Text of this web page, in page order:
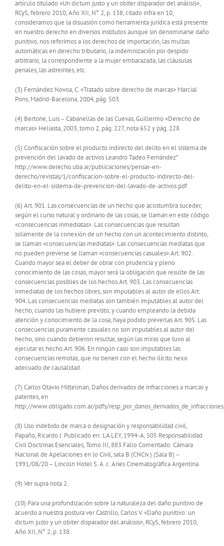
artículo titulado «Un dictum justo y un obiter disparador del análisis»,
RCyS, febrero 2010, Año XII, N° 2, p. 138, citado infra en 10,
consideramos que la disuasión como herramienta jurídica está presente
en nuestro derecho en diversos institutos aunque sin denominarse daño
punitivo, nos referimos a los derechos de importación, las multas
automáticas en derecho tributario, la indemnización por despido
arbitrario, la correspondiente a la mujer embarazada, las cláusulas
penales, las astreintes, etc.
(3) Fernández Novoa, C. «Tratado sobre derecho de marcas» Marcial
Pons, Madrid-Bacelona, 2004, pág. 503.
(4) Bertone, Luis – Cabanellas de las Cuevas, Guillermo «Derecho de
marcas» Heliasta, 2003, tomo 2, pág. 227, nota 652 y pág. 228.
(5) Confiscación sobre el producto indirecto del delito en el sistema de
prevención del lavado de activos Leandro Tadeo Fernández*
http://www.derecho.uba.ar/publicaciones/pensar-en-
derecho/revistas/1/confiscacion-sobre-el-producto-indirecto-del-
delito-en-el-sistema-de-prevencion-del-lavado-de-activos.pdf
(6) Art. 901. Las consecuencias de un hecho que acostumbra suceder,
según el curso natural y ordinario de las cosas, se llaman en este código
«consecuencias inmediatas». Las consecuencias que resultan
solamente de la conexión de un hecho con un acontecimiento distinto,
se llaman «consecuencias mediatas». Las consecuencias mediatas que
no pueden preverse se llaman «consecuencias casuales».Art. 902.
Cuando mayor sea el deber de obrar con prudencia y pleno
conocimiento de las cosas, mayor será la obligación que resulte de las
consecuencias posibles de los hechos.Art. 903. Las consecuencias
inmediatas de los hechos libres, son imputables al autor de ellos.Art.
904. Las consecuencias mediatas son también imputables al autor del
hecho, cuando las hubiere previsto, y cuando empleando la debida
atención y conocimiento de la cosa, haya podido preverlas.Art. 905. Las
consecuencias puramente casuales no son imputables al autor del
hecho, sino cuando debieron resultar, según las miras que tuvo al
ejecutar el hecho.Art. 906. En ningún caso son imputables las
consecuencias remotas, que no tienen con el hecho ilícito nexo
adecuado de causalidad.
(7) Carlos Otavio Mittelman, Daños derivados de infracciones a marcas y
patentes, en
http://www.obligado.com.ar/pdfs/
(8) Uso indebido de marca o designación y responsabilidad civil,
Papaño, Ricardo J. Publicado en: LA LEY, 1994-A, 505 Responsabilidad
Civil Doctrinas Esenciales, Tomo III, 883 Fallo Comentado: Cámara
Nacional de Apelaciones en lo Civil, sala B (CNCiv.) (Sala B) –
1991/08/20 – Lincoln Hotel S. A. c. Aries Cinematográfica Argentina.
(9) Ver supra nota 2.
(10) Para una profundización sobre la naturaleza del daño punitivo de
acuerdo a nuestra postura ver Castrillo, Carlos V. «Daño punitivo: un
dictum justo y un obiter disparador del análisis», RCyS, febrero 2010,
Año XII, N° 2, p. 138.